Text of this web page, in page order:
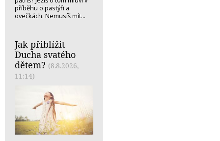
příběhu o pastýři a
ovečkách. Nemusíš mít...
Jak přiblížit
Ducha svatého
dětem? (8.8.2026,
11:14)